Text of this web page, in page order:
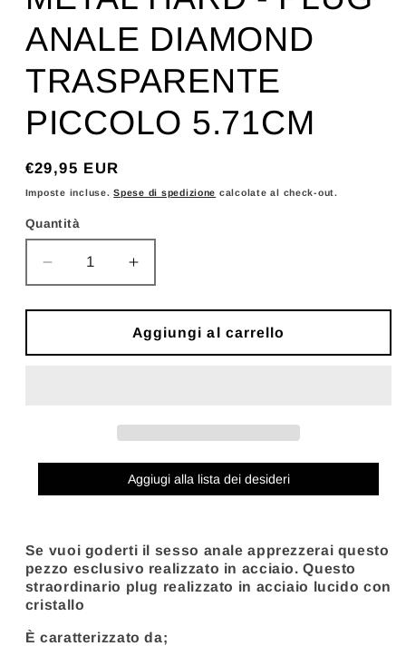
ANALE DIAMOND
TRASPARENTE
PICCOLO 5.71CM
Prezzo
di
€29,95 EUR
Imposte incluse.Spese di spedizione calcolate al check-out.
Quantità
Diminuisci
quantità
per
HARD
DIAMOND
Aumenta
quantità
per
METAL
HARD
DIAMOND
PICCOLO
5.71CM
Aggiungi al carrello
Aggiugi alla lista dei desideri
Se vuoi goderti il sesso anale apprezzerai questo
pezzo esclusivo realizzato in acciaio. Questo
straordinario plug realizzato in acciaio lucido con
cristallo
È caratterizzato da;